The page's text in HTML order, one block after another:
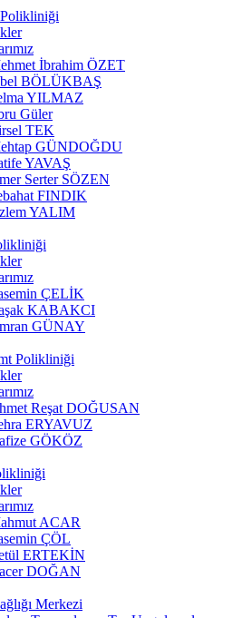
Polikliniği
İbrahim ÖZET
BÖLÜKBAŞ
YILMAZ
Güler
TEK
GÜNDOĞDU
YAVAŞ
Serter SÖZEN
FINDIK
YALIM
ÇELİK
KABAKCI
GÜNAY
Polikliniği
Reşat DOĞUSAN
ERYAVUZ
GÖKÖZ
ACAR
ÇÖL
ERTEKİN
DOĞAN
Merkezi